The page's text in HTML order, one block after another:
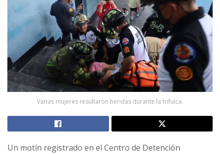
Varias mujeres resultaron heridas durante la trifulca.
Un motín registrado en el Centro de Detención